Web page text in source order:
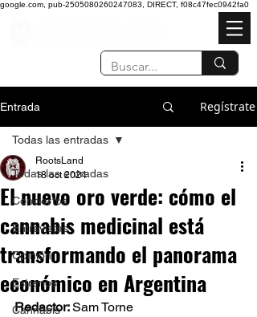
google.com, pub-2505080260247083, DIRECT, f08c47fec0942fa0
Entrada Regístrate
Todas las entradas
Conciertos
Entrevistas
Opinión
Estrenos
Cannabis
Todas las entradas
El nuevo oro verde: cómo el
cannabis medicinal está
transformando el panorama
económico en Argentina
RootsLand
18 oct 2024
Redactor: Sam Torne